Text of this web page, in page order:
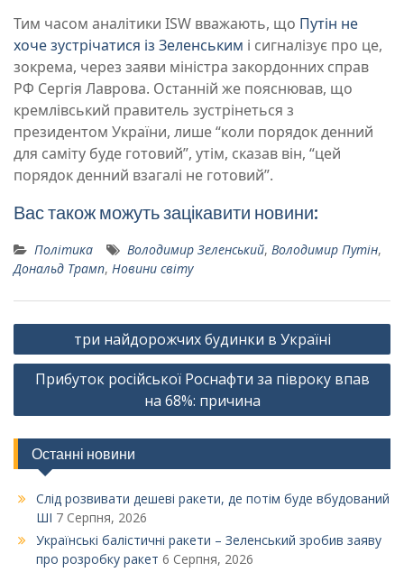
Тим часом аналітики ISW вважають, що Путін не
хоче зустрічатися із Зеленським і сигналізує про це,
зокрема, через заяви міністра закордонних справ
РФ Сергія Лаврова. Останній же пояснював, що
кремлівський правитель зустрінеться з
президентом України, лише “коли порядок денний
для саміту буде готовий”, утім, сказав він, “цей
порядок денний взагалі не готовий”.
Вас також можуть зацікавити новини:
Політика Володимир Зеленський, Володимир Путін,
Дональд Трамп, Новини світу
Навігація
записів
три найдорожчих будинки в Україні
Прибуток російської Роснафти за півроку впав
на 68%: причина
Останні новини
Слід розвивати дешеві ракети, де потім буде вбудований
ШІ 7 Серпня, 2026
Українські балістичні ракети – Зеленський зробив заяву
про розробку ракет 6 Серпня, 2026